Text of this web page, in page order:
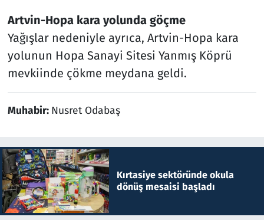
Artvin-Hopa kara yolunda göçme
Yağışlar nedeniyle ayrıca, Artvin-Hopa kara
yolunun Hopa Sanayi Sitesi Yanmış Köprü
mevkiinde çökme meydana geldi.
Muhabir: Nusret Odabaş
Kırtasiye sektöründe okula
dönüş mesaisi başladı